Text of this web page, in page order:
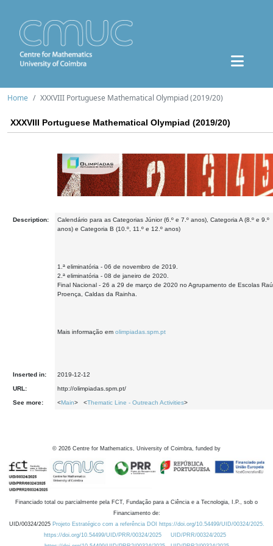
Home XXXVIII Portuguese Mathematical Olympiad (2019/20)
XXXVIII Portuguese Mathematical Olympiad (2019/20)
Description:
Calendário para as Categorias Júnior (6.º e 7.º anos), Categoria A (8.º e 9.º
anos) e Categoria B (10.º, 11.º e 12.º anos)
1.ª eliminatória - 06 de novembro de 2019.
2.ª eliminatória - 08 de janeiro de 2020.
Final Nacional - 26 a 29 de março de 2020 no Agrupamento de Escolas
Proença, Caldas da Rainha.
Mais informação em olimpiadas.spm.pt
Inserted in: 2019-12-12
URL: http://olimpiadas.spm.pt/
See more: <Main> <Thematic Line - Outreach Activities>
© 2026 Centre for Mathematics, University of Coimbra, funded by
Financiado total ou parcialmente pela FCT, Fundação para a Ciência e a Tecnologia, I.P., sob o
Financiamento de:
UID/00324/2025 Projeto Estratégico com a referência DOI https://doi.org/10.54499/UID/00324/2025.
https://doi.org/10.54499/UID/PRR/00324/2025
UID/PRR/00324/2025